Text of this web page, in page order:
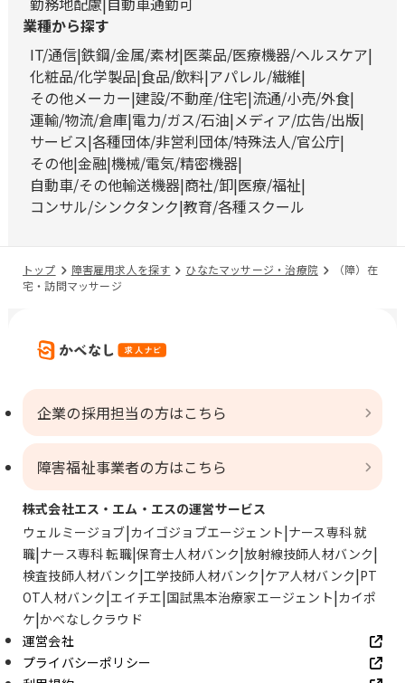
業種から探す
IT/通信 鉄鋼/金属/素材 医薬品/医療機器/ヘルスケア
化粧品/化学製品 食品/飲料 アパレル/繊維
その他メーカー 建設/不動産/住宅 流通/小売/外食
運輸/物流/倉庫 電力/ガス/石油 メディア/広告/出版
サービス 各種団体/非営利団体/特殊法人/官公庁
その他 金融 機械/電気/精密機器
自動車/その他輸送機器 商社/卸 医療/福祉
コンサル/シンクタンク 教育/各種スクール
トップ 障害雇用求人を探す ひなたマッサージ・治療院
（障）在
宅・訪問マッサージ
企業の採用担当の方はこちら
障害福祉事業者の方はこちら
株式会社エス・エム・エスの運営サービス
ウェルミージョブ カイゴジョブエージェント ナース専科 就
職 ナース専科 転職 保育士人材バンク 放射線技師人材バンク
検査技師人材バンク 工学技師人材バンク ケア人材バンク PT
OT人材バンク エイチエ 国試黒本治療家エージェント カイポ
ケ かべなしクラウド
運営会社
プライバシーポリシー